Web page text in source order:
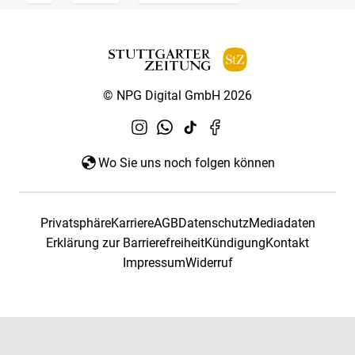
© NPG Digital GmbH 2026
Wo Sie uns noch folgen können
PrivatsphäreKarriereAGBDatenschutzMediadaten
Erklärung zur BarrierefreiheitKündigungKontakt
ImpressumWiderruf